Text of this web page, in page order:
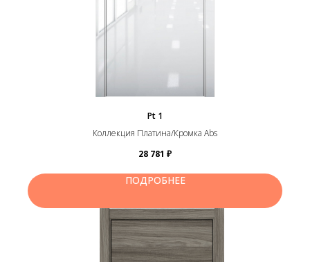
Pt 1
Коллекция Платина/Кромка Abs
28 781 ₽
ПОДРОБНЕЕ